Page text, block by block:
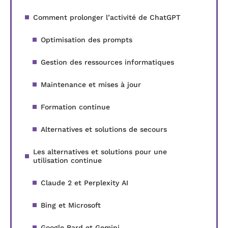
Comment prolonger l’activité de ChatGPT
Optimisation des prompts
Gestion des ressources informatiques
Maintenance et mises à jour
Formation continue
Alternatives et solutions de secours
Les alternatives et solutions pour une
utilisation continue
Claude 2 et Perplexity AI
Bing et Microsoft